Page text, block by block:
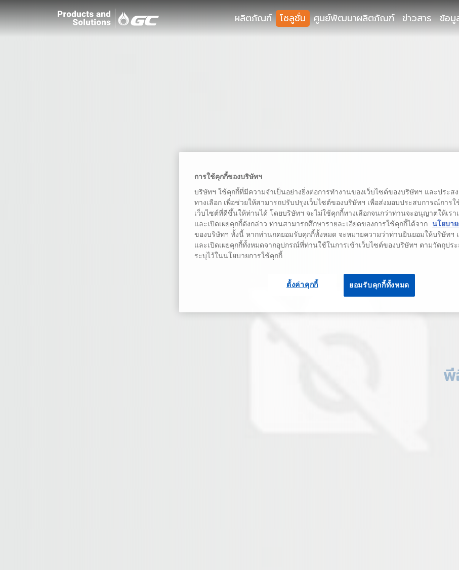
ผลิตภัณฑ์ โซลูชั่น ศูนย์พัฒนาผลิตภัณฑ์ ข่าวสาร ข้อมู
พี
การใช้คุกกี้ของบริษัทฯ
บริษัทฯ ใช้คุกกี้ที่มีความจำเป็นอย่างยิ่งต่อการทำงานของเว็บไซต์ของบริษัทฯ และประส
ทางเลือก เพื่อช่วยให้สามารถปรับปรุงเว็บไซต์ของบริษัทฯ เพื่อส่งมอบประสบการณ์การใ
เว็บไซต์ที่ดีขึ้นให้ท่านได้ โดยบริษัทฯ จะไม่ใช้คุกกี้ทางเลือกจนกว่าท่านจะอนุญาตให้เรา
และเปิดเผยคุกกี้ดังกล่าว ท่านสามารถศึกษารายละเอียดของการใช้คุกกี้ได้จาก นโยบา
ของบริษัทฯ ทั้งนี้ หากท่านกดยอมรับคุกกี้ทั้งหมด จะหมายความว่าท่านยินยอมให้บริษัทฯ
และเปิดเผยคุกกี้ทั้งหมดจากอุปกรณ์ที่ท่านใช้ในการเข้าเว็บไซต์ของบริษัทฯ ตามวัตถุปร
ระบุไว้ในนโยบายการใช้คุกกี้
ยอมรับคุกกี้ทั้งหมด
ตั้งค่าคุกกี้